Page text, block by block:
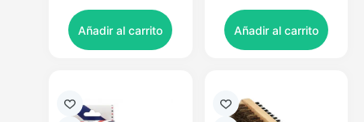
Añadir al carrito Añadir al carrito